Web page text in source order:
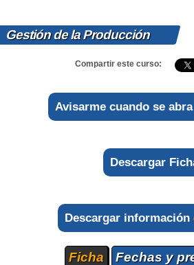
Gestión de la Producción
Compartir este curso:
Avisarme cuando se
Descargar
Descargar información
Ficha
Fechas y